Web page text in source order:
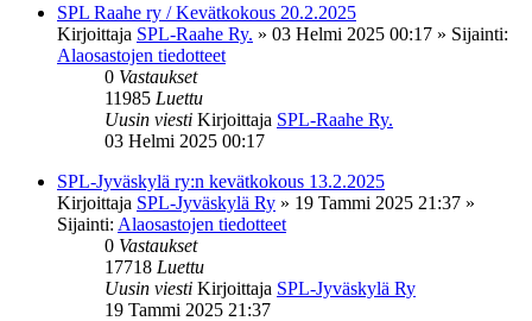
SPL Raahe ry / Kevätkokous 20.2.2025
Kirjoittaja SPL-Raahe Ry. » 03 Helmi 2025 00:17 » Sijainti:
Alaosastojen tiedotteet
0 Vastaukset
11985 Luettu
Uusin viesti Kirjoittaja SPL-Raahe Ry.
03 Helmi 2025 00:17
SPL-Jyväskylä ry:n kevätkokous 13.2.2025
Kirjoittaja SPL-Jyväskylä Ry » 19 Tammi 2025 21:37 »
Sijainti: Alaosastojen tiedotteet
0 Vastaukset
17718 Luettu
Uusin viesti Kirjoittaja SPL-Jyväskylä Ry
19 Tammi 2025 21:37